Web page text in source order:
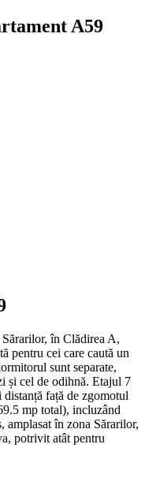
A59
în Clădirea A,
pentru cei care caută un
sunt separate,
și cel de odihnă. Etajul 7
față de zgomotul
mp total), incluzând
amplasat în zona Sărarilor,
potrivit atât pentru